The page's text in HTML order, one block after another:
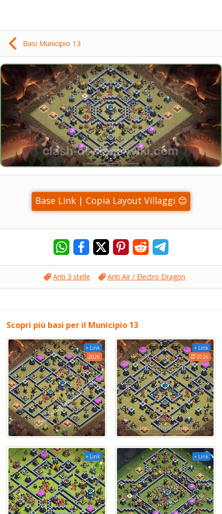
Basi Municipio 13
Base Link | Copia Layout Villaggi 😊
Anti 3 stelle Anti Air / Electro Dragon
Scopri più basi per il Municipio 13
+ Link
2026
+ Link
2026
+ Link + Link